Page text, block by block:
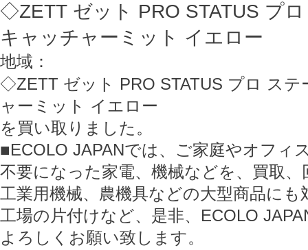
◇ZETT ゼット PRO STATUS プ
キャッチャーミット イエロー
地域：
◇ZETT ゼット PRO STATUS プロ ス
ャーミット イエロー
を買い取りました。
■ECOLO JAPANでは、ご家庭やオフィ
不要になった家電、機械などを、買取
工業用機械、農機具などの大型商品にも
工場の片付けなど、是非、ECOLO
よろしくお願い致します。